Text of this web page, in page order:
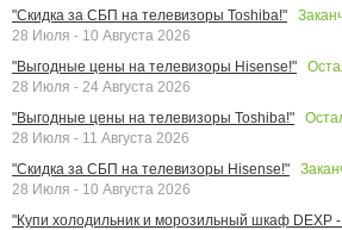
"Скидка за СБП на телевизоры Toshiba!"
28 Июля - 10 Августа 2026
"Выгодные цены на телевизоры Hisense!"
28 Июля - 24 Августа 2026
"Выгодные цены на телевизоры Toshiba!"
28 Июля - 11 Августа 2026
"Скидка за СБП на телевизоры Hisense!"
28 Июля - 10 Августа 2026
"Купи холодильник и морозильный шкаф DEXP -